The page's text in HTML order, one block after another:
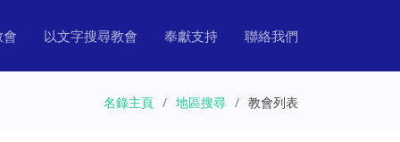
以文字搜尋教會 奉獻支持 聯絡我們
名錄主頁 地區搜尋 教會列表